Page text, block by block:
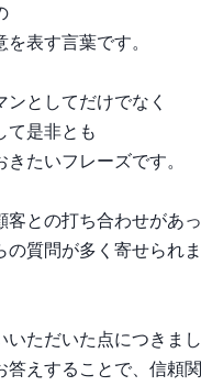
表す言葉です。
ンとしてだけでなく
て是非とも
たいフレーズです。
客との打ち合わせがあ
の質問が多く寄せられま
いただいた点につきま
答えすることで、信頼